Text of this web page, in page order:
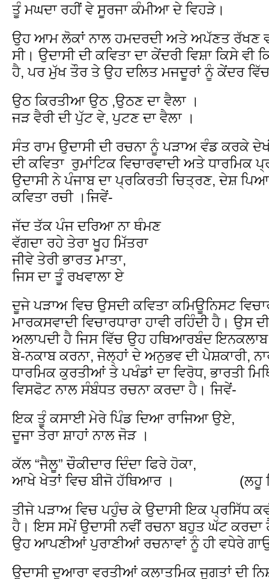
ਤੂੰ ਮਘਦਾ ਰਹੀਂ ਵੇ ਸੂਰਜਾ ਕੰਮੀਆ ਦੇ
ਉਹ ਆਮ ਲੋਕਾਂ ਨਾਲ ਹਮਦਰਦੀ ਅਤੇ ਅਪੱਣਤ ਰੱਖਣ
ਸੀ। ਉਦਾਸੀ ਦੀ ਕਵਿਤਾ ਦਾ ਕੇਂਦਰੀ ਵਿਸ਼ਾ ਕਿਸੇ ਵੀ
ਹੈ, ਪਰ ਮੁੱਖ ਤੌਰ ਤੇ ਉਹ ਦਲਿਤ ਮਜਦੂਰਾਂ ਨੂੰ ਕੇਂਦਰ
ਉਠ ਕਿਰਤੀਆ ਉਠ ,ਉਠਣ ਦਾ ਵੈਲਾ ।
ਜੜ ਵੈਰੀ ਦੀ ਪੁੱਟ ਵੇ, ਪੁਟਣ ਦਾ ਵੈਲਾ ।
ਸੰਤ ਰਾਮ ਉਦਾਸੀ ਦੀ ਰਚਨਾ ਨੂੰ ਪੜਾਅ ਵੰਡ ਕਰਕੇ
ਦੀ ਕਵਿਤਾ ਰੁਮਾਂਟਿਕ ਵਿਚਾਰਵਾਦੀ ਅਤੇ ਧਾਰਮਿਕ
ਉਦਾਸੀ ਨੇ ਪੰਜਾਬ ਦਾ ਪ੍ਰਕਿਰਤੀ ਚਿਤ੍ਰਣ, ਦੇਸ਼
ਕਵਿਤਾ ਰਚੀ ।ਜਿਵੇਂ-
ਜੱਦ ਤੱਕ ਪੰਜ ਦਰਿਆ ਨਾ ਥੰਮਣ
ਵੱਗਦਾ ਰਹੇ ਤੇਰਾ ਖੂਹ ਮਿੱਤਰਾ
ਜੀਵੇ ਤੇਰੀ ਭਾਰਤ ਮਾਤਾ,
ਜਿਸ ਦਾ ਤੂੰ ਰਖਵਾਲਾ ਏ
ਦੂਜੇ ਪੜਾਅ ਵਿਚ ਉਸਦੀ ਕਵਿਤਾ ਕਮਿਊਨਿਸਟ
ਮਾਰਕਸਵਾਦੀ ਵਿਚਾਰਧਾਰਾ ਹਾਵੀ ਰਹਿੰਦੀ ਹੈ। ਉਸ
ਅਲਾਪਦੀ ਹੈ ਜਿਸ ਵਿੱਚ ਉਹ ਹਥਿਆਰਬੰਦ
ਬੇ-ਨਕਾਬ ਕਰਨਾ, ਜੇਲ੍ਹਾਂ ਦੇ ਅਨੁਭਵ ਦੀ ਪੇਸ਼ਕਾਰੀ,
ਧਾਰਮਿਕ ਕੁਰਤੀਆਂ ਤੇ ਪਖੰਡਾਂ ਦਾ ਵਿਰੋਧ, ਭਾਰਤੀ
ਵਿਸਫੋਟ ਨਾਲ ਸੰਬੰਧਤ ਰਚਨਾ ਕਰਦਾ ਹੈ। ਜਿਵੇਂ-
ਇਕ ਤੂੰ ਕਸਾਈ ਮੇਰੇ ਪਿੰਡ ਦਿਆ ਰਾਜਿਆ ਉਏ,
ਦੂਜਾ ਤੇਰਾ ਸ਼ਾਹਾਂ ਨਾਲ ਜੋੜ ।
ਕੱਲ “ਜੈਲੂ” ਚੌਕੀਦਾਰ ਦਿੰਦਾ ਫਿਰੇ ਹੋਕਾ,
ਆਖੇ ਖੇਤਾਂ ਵਿਚ ਬੀਜੋ ਹੱਥਿਆਰ । (ਲਹੂ
ਤੀਜੇ ਪੜਾਅ ਵਿਚ ਪਹੁੰਚ ਕੇ ਉਦਾਸੀ ਇਕ ਪ੍ਰਸਿੱਧ
ਹੈ। ਇਸ ਸਮੇਂ ਉਦਾਸੀ ਨਵੀਂ ਰਚਨਾ ਬਹੁਤ ਘੱਟ
ਉਹ ਆਪਣੀਆਂ ਪੁਰਾਣੀਆਂ ਰਚਨਾਵਾਂ ਨੂੰ ਹੀ ਵਧੇਰੇ
ਉਦਾਸੀ ਦੁਆਰਾ ਵਰਤੀਆਂ ਕਲਾਤਮਿਕ ਜੁਗਤਾਂ ਦੀ